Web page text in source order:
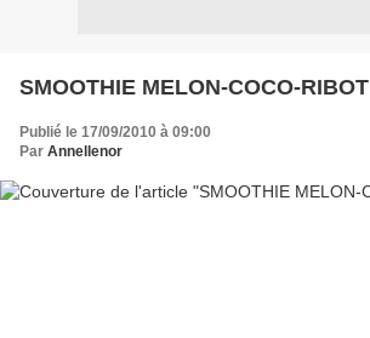
SMOOTHIE MELON-COCO-RIBOT
Publié le 17/09/2010 à 09:00
Par Annellenor